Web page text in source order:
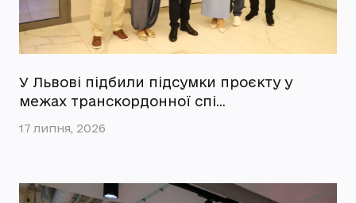
У Львові підбили підсумки проєкту у
межах транскордонної спі…
17 липня, 2026